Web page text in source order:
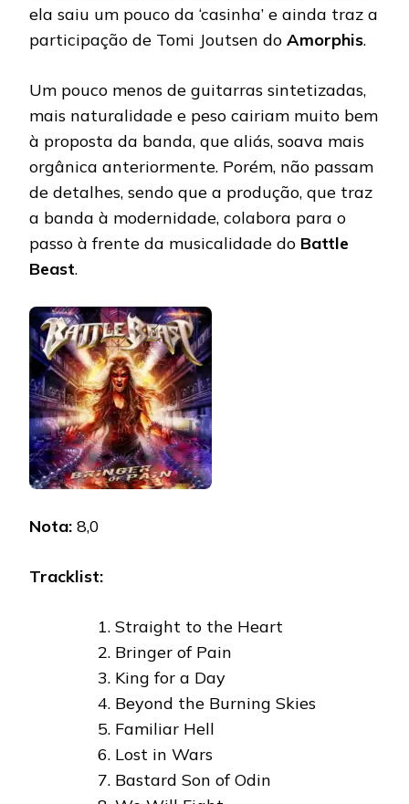
ela saiu um pouco da ‘casinha’ e ainda traz a
participação de Tomi Joutsen do Amorphis.
Um pouco menos de guitarras sintetizadas,
mais naturalidade e peso cairiam muito bem
à proposta da banda, que aliás, soava mais
orgânica anteriormente. Porém, não passam
de detalhes, sendo que a produção, que traz
a banda à modernidade, colabora para o
passo à frente da musicalidade do Battle
Beast.
Nota: 8,0
Tracklist:
Straight to the Heart
Bringer of Pain
King for a Day
Beyond the Burning Skies
Familiar Hell
Lost in Wars
Bastard Son of Odin